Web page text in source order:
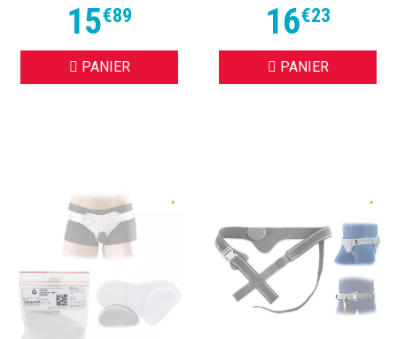
15€89
PANIER
16€23
PANIER